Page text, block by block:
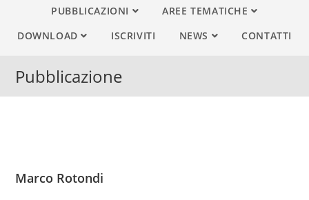
PUBBLICAZIONI
AREE TEMATICHE
DOWNLOAD
ISCRIVITI NEWS CONTATTI
Pubblicazione
Marco Rotondi